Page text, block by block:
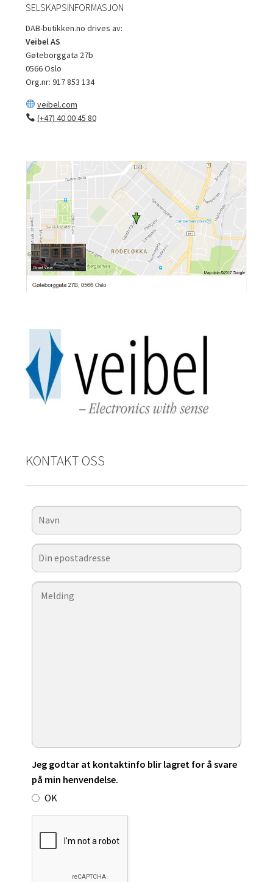
SELSKAPSINFORMASJON
DAB-butikken.no drives av:
Veibel AS
Gøteborggata 27b
0566 Oslo
Org.nr: 917 853 134
veibel.com
(+47) 40 00 45 80
KONTAKT OSS
Jeg godtar at kontaktinfo blir lagret for å svare
på min henvendelse.
OK